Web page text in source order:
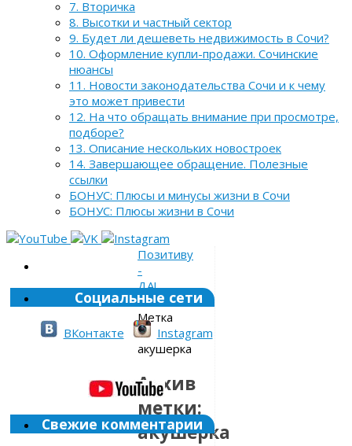
7. Вторичка
8. Высотки и частный сектор
9. Будет ли дешеветь недвижимость в Сочи?
10. Оформление купли-продажи. Сочинские
нюансы
11. Новости законодательства Сочи и к чему
это может привести
12. На что обращать внимание при просмотре,
подборе?
13. Описание нескольких новостроек
14. Завершающее обращение. Полезные
ссылки
БОНУС: Плюсы и минусы жизни в Сочи
БОНУС: Плюсы жизни в Сочи
Позитиву
-
ДА!
»
Метка
»
акушерка
Архив
метки:
акушерка
Социальные сети
ВКонтакте Instagram
Свежие комментарии